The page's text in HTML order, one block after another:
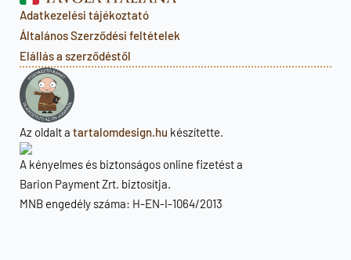
Adatkezelési tájékoztató
Általános Szerződési feltételek
Elállás a szerződéstől
Az oldalt a tartalomdesign.hu készítette.
A kényelmes és biztonságos online fizetést a
Barion Payment Zrt. biztosítja.
MNB engedély száma: H-EN-I-1064/2013